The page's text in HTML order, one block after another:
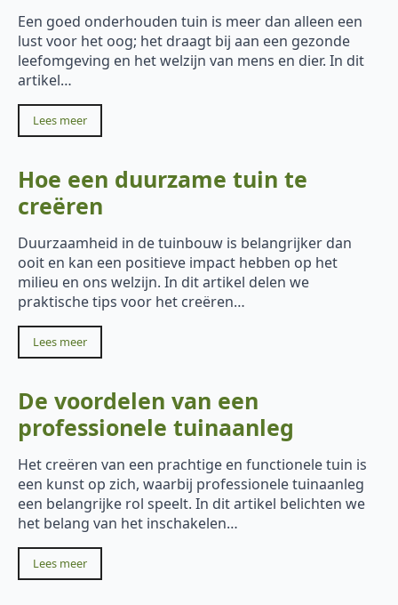
Een goed onderhouden tuin is meer dan alleen een
lust voor het oog; het draagt bij aan een gezonde
leefomgeving en het welzijn van mens en dier. In dit
artikel…
Lees meer
Hoe een duurzame tuin te
creëren
Duurzaamheid in de tuinbouw is belangrijker dan
ooit en kan een positieve impact hebben op het
milieu en ons welzijn. In dit artikel delen we
praktische tips voor het creëren…
Lees meer
De voordelen van een
professionele tuinaanleg
Het creëren van een prachtige en functionele tuin is
een kunst op zich, waarbij professionele tuinaanleg
een belangrijke rol speelt. In dit artikel belichten we
het belang van het inschakelen…
Lees meer